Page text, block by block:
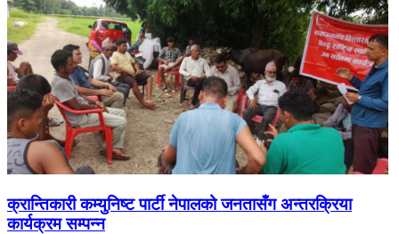
क्रान्तिकारी कम्युनिष्ट पार्टी नेपालको जनतासँग अन्तरक्रिया
कार्यक्रम सम्पन्न